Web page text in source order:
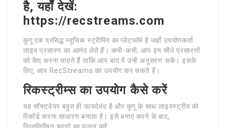
है, यहाँ देखें:
https://recstreams.com
कुगू एक प्रसिद्ध म्यूजिक स्ट्रीमिंग का प्लेटफॉर्म है जहाँ उपयोगकर्ता
लाइव प्रसारण का आनंद लेते हैं। कभी-कभी, आप इन सीधे प्रसारणों
को कैद करना चाहते हैं ताकि आप बाद में उन्हें अनुसरण सकें। इसके
लिए, आप RecStreams का उपयोग कर सकते हैं।
रिकस्ट्रीम्स का उपयोग कैसे करें
यह सॉफ्टवेयर बहुत ही फायदेमंद है और कुगू के साथ लाइवस्ट्रीम को
रिकॉर्ड करना साधारण बनाता है। इसे बनाएं करने के बाद,
निम्नलिखित चरणों का पालन करें: